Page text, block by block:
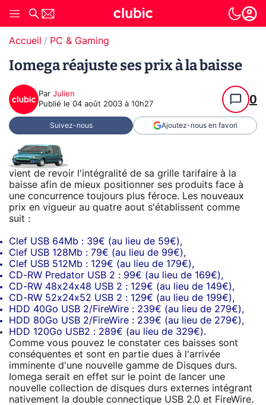
Accueil PC & Gaming
Iomega réajuste ses prix à la baisse
Par Julien
Publié le 04 août 2003 à 10h27 0
Suivez-nous Ajoutez-nous en favori
vient de revoir l'intégralité de sa grille tarifaire à la
baisse afin de mieux positionner ses produits face à
une concurrence toujours plus féroce. Les nouveaux
prix en vigueur au quatre aout s'établissent comme
suit :
Clef USB 64Mb : 39€ (au lieu de 59€),
Clef USB 128Mb : 79€ (au lieu de 99€),
Clef USB 512Mb : 129€ (au lieu de 179€),
CD-RW Predator USB 2 : 99€ (au lieu de 169€),
CD-RW 48x24x48 USB 2 : 129€ (au lieu de 149€),
CD-RW 52x24x52 USB 2 : 129€ (au lieu de 199€),
HDD 40Go USB 2/FireWire : 239€ (au lieu de 279€),
HDD 80Go USB 2/FireWire : 239€ (au lieu de 279€),
HDD 120Go USB2 : 289€ (au lieu de 329€).
Comme vous pouvez le constater ces baisses sont
conséquentes et sont en partie dues à l'arrivée
imminente d'une nouvelle gamme de Disques durs.
Iomega serait en effet sur le point de lancer une
nouvelle collection de disques durs externes intégrant
nativement la double connectique USB 2.0 et FireWire.